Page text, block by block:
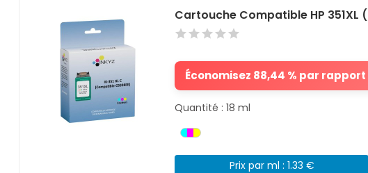
Cartouche Compatible HP 351XL
Économisez 88,44 % par
Quantité : 18 ml
Prix par ml : 1.33 €